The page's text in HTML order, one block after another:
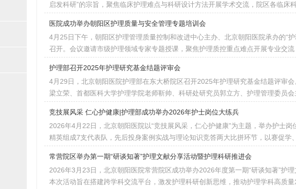
启发科研”的宗旨，聚焦临床护理难点与科研设计方法开展学术交流，院区各临床
医院成功举办朝阳区护理质量与安全管理专题培训会
4月25日下午，朝阳区护理管理质量控制和改进中心主办、北京朝阳医院承办的“
召开。会议邀请市级护理领域专家专题授课，聚焦护理质控重点难点开展专业交
护理部召开2025年护理研究基金结题评审会
4月29日，北京朝阳医院护理部在东大桥院区召开2025年护理研究基金结题评审
梁立荣、首都医科大学护理学院老师靳帅、科研处研究员郭立方、护理管理委员
竞技展风采 仁心护健康|护理部成功举办2026年护士岗位大练兵
2026年4月22日，北京朝阳医院以“竞技展风采，仁心护健康”为主题，举办护士
精英组成7支代表队，先后投身案例实战与理论知识竞答两大比拼环节，以赛促学
常营院区举办第一期“研谈知著”护理文献分享活动暨护理科研推进会
2026年3月23日，北京朝阳医院常营院区成功举办2026年度第一期“研谈知著”护理
本次活动旨在搭建跨学科交流平台，激发护理科研创新思维，推动护理学科高质